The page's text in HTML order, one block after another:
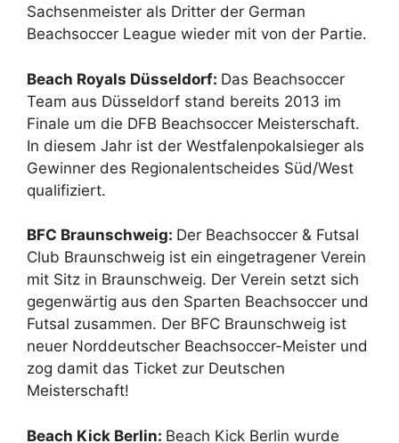
Sachsenmeister als Dritter der German
Beachsoccer League wieder mit von der Partie.
Beach Royals Düsseldorf: Das Beachsoccer
Team aus Düsseldorf stand bereits 2013 im
Finale um die DFB Beachsoccer Meisterschaft.
In diesem Jahr ist der Westfalenpokalsieger als
Gewinner des Regionalentscheides Süd/West
qualifiziert.
BFC Braunschweig: Der Beachsoccer & Futsal
Club Braunschweig ist ein eingetragener Verein
mit Sitz in Braunschweig. Der Verein setzt sich
gegenwärtig aus den Sparten Beachsoccer und
Futsal zusammen. Der BFC Braunschweig ist
neuer Norddeutscher Beachsoccer-Meister und
zog damit das Ticket zur Deutschen
Meisterschaft!
Beach Kick Berlin: Beach Kick Berlin wurde